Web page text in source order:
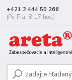
+421 2 444 50 266
(Po-Pia, 8-17 hod.)